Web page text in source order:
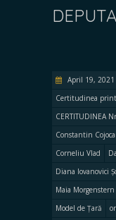
April 19, 2021
Certitudinea print
CERTITUDINEA
Constantin
Corneliu Vlad
Diana Iovanovici
Maia Morgenstern
Model de Țară